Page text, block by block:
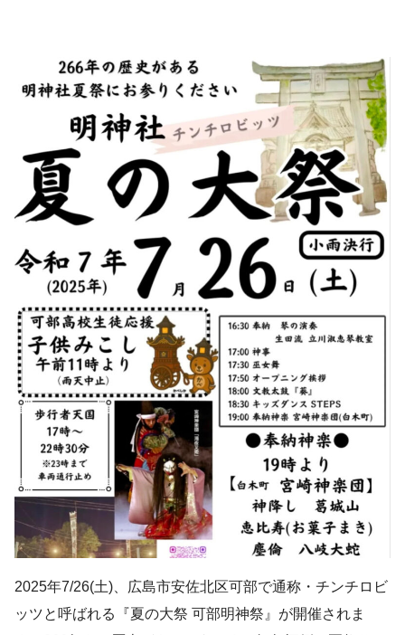
2025年7/26(土)、広島市安佐北区可部で通称・チンチロビ
ッツと呼ばれる『夏の大祭 可部明神祭』が開催されま